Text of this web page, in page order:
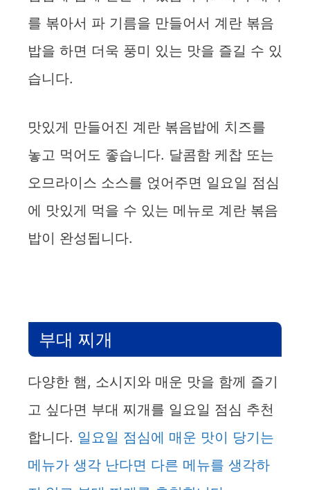
를 볶아서 파 기름을 만들어서 계란 볶음
밥을 하면 더욱 풍미 있는 맛을 즐길 수 있
습니다.
맛있게 만들어진 계란 볶음밥에 치즈를
놓고 먹어도 좋습니다. 달콤함 케찹 또는
오므라이스 소스를 얹어주면 일요일 점심
에 맛있게 먹을 수 있는 메뉴로 계란 볶음
밥이 완성됩니다.
부대 찌개
다양한 햄, 소시지와 매운 맛을 함께 즐기
고 싶다면 부대 찌개를 일요일 점심 추천
합니다. 일요일 점심에 매운 맛이 당기는
메뉴가 생각 난다면 다른 메뉴를 생각하